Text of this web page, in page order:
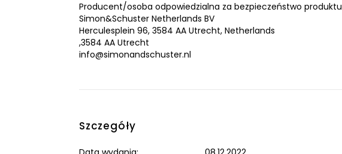
Producent/osoba odpowiedzialna za bezpieczeństwo produktu
Simon&Schuster Netherlands BV
Herculesplein 96, 3584 AA Utrecht, Netherlands
,3584 AA Utrecht
info@simonandschuster.nl
Szczegóły